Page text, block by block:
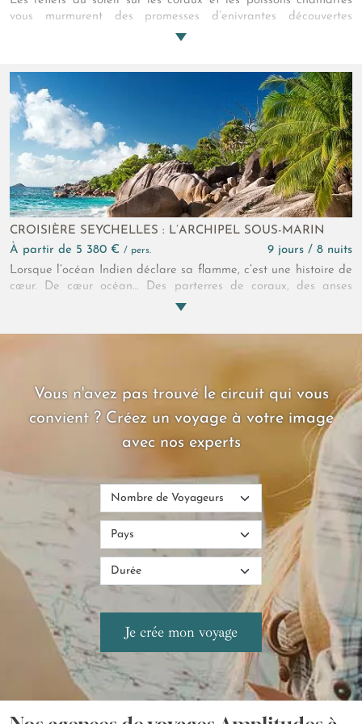
vous murmurent des promesses d’enivrantes découvertes
marines. Un sable fin et des sculptures minérales vous
Bienvenue aux Seychelles….
CROISIÈRE SEYCHELLES : L’ARCHIPEL SOUS-MARIN
à partir de 5 380 € / pers.
9 jours / 8 nuits
Lorsque l’océan Indien déclare sa flamme, c’est une histoire de
cœur. De cœur océan… Des parterres de coraux, des anses
blondes et d’immenses rochers de granite pour décor. Des
aux Seychelles pour voyageurs passionnés !
Vous n'avez pas trouvé le circuit qui vous
convient ? Créez un voyage à votre image
avec nos experts